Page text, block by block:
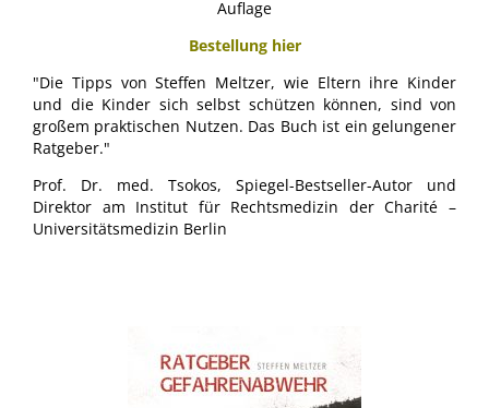
Auflage
Bestellung hier
"Die Tipps von Steffen Meltzer, wie Eltern ihre Kinder
und die Kinder sich selbst schützen können, sind von
großem praktischen Nutzen. Das Buch ist ein gelungener
Ratgeber."
Prof. Dr. med. Tsokos, Spiegel-Bestseller-Autor und
Direktor am Institut für Rechtsmedizin der Charité –
Universitätsmedizin Berlin